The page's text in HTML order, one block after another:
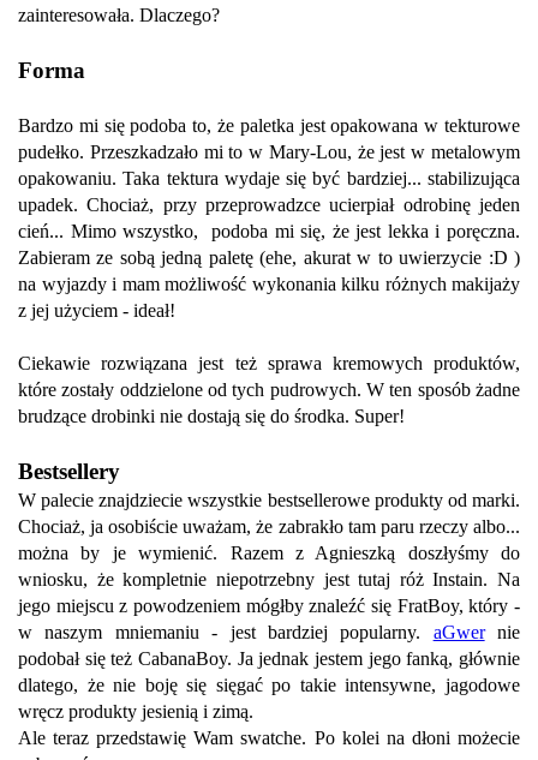
zainteresowała. Dlaczego?
Forma
Bardzo mi się podoba to, że paletka jest opakowana w tekturowe
pudełko. Przeszkadzało mi to w Mary-Lou, że jest w metalowym
opakowaniu. Taka tektura wydaje się być bardziej... stabilizująca
upadek. Chociaż, przy przeprowadzce ucierpiał odrobinę jeden
cień... Mimo wszystko, podoba mi się, że jest lekka i poręczna.
Zabieram ze sobą jedną paletę (ehe, akurat w to uwierzycie :D )
na wyjazdy i mam możliwość wykonania kilku różnych makijaży
z jej użyciem - ideał!
Ciekawie rozwiązana jest też sprawa kremowych produktów,
które zostały oddzielone od tych pudrowych. W ten sposób żadne
brudzące drobinki nie dostają się do środka. Super!
Bestsellery
W palecie znajdziecie wszystkie bestsellerowe produkty od marki.
Chociaż, ja osobiście uważam, że zabrakło tam paru rzeczy albo...
można by je wymienić. Razem z Agnieszką doszłyśmy do
wniosku, że kompletnie niepotrzebny jest tutaj róż Instain. Na
jego miejscu z powodzeniem mógłby znaleźć się FratBoy, który -
w naszym mniemaniu - jest bardziej popularny. aGwernie
podobał się też CabanaBoy. Ja jednak jestem jego fanką, głównie
dlatego, że nie boję się sięgać po takie intensywne, jagodowe
wręcz produkty jesienią i zimą.
Ale teraz przedstawię Wam swatche. Po kolei na dłoni możecie